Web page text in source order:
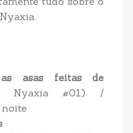
asas feitas de
Nyaxia #01) /
noite